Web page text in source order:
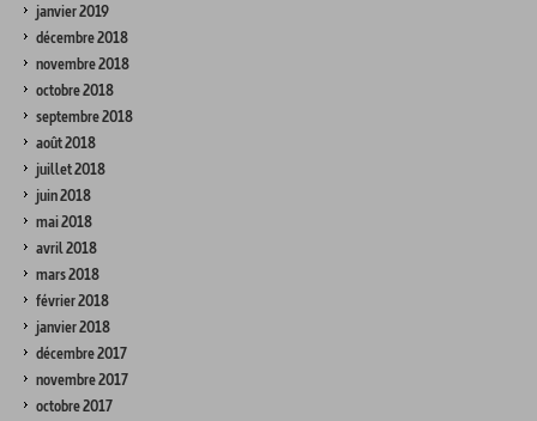
janvier 2019
décembre 2018
novembre 2018
octobre 2018
septembre 2018
août 2018
juillet 2018
juin 2018
mai 2018
avril 2018
mars 2018
février 2018
janvier 2018
décembre 2017
novembre 2017
octobre 2017